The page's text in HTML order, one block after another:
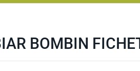
BOMBIN